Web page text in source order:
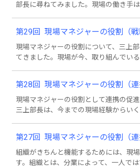
部長に尋ねてみました。現場の働き手
と・・・。
第29回 現場マネジャーの役割（戦
現場マネジャーの役割について、三上
てきました。現場が今、取り組んでい
第28回 現場マネジャーの役割（
現場マネジャーの役割として連携の促
三上部長は、今までの現場経験からい
第27回 現場マネジャーの役割（連
組織がきちんと機能するためには、現
す。組織とは、分業によって、一人で